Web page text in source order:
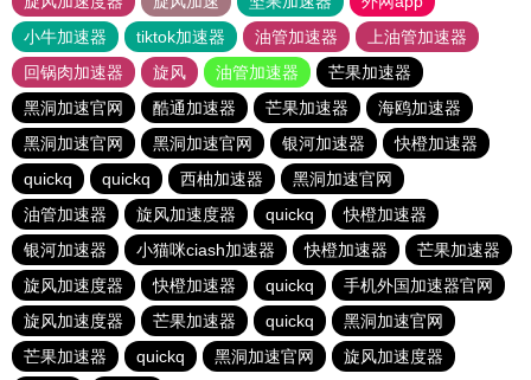
小牛加速器
tiktok加速器 油管加速器
上油管加速器
回锅肉加速器
旋风 油管加速器
芒果加速器
黑洞加速官网
酷通加速器 芒果加速器
海鸥加速器
黑洞加速官网
黑洞加速官网 银河加速器
快橙加速器
quickq
quickq 西柚加速器
黑洞加速官网
油管加速器
旋风加速度器 quickq
快橙加速器
银河加速器
小猫咪ciash加速器 快橙加速器
芒果加速器
旋风加速度器
快橙加速器 quickq
手机外国加速器官网
旋风加速度器
芒果加速器 quickq
黑洞加速官网
芒果加速器
quickq 黑洞加速官网 旋风加速度器